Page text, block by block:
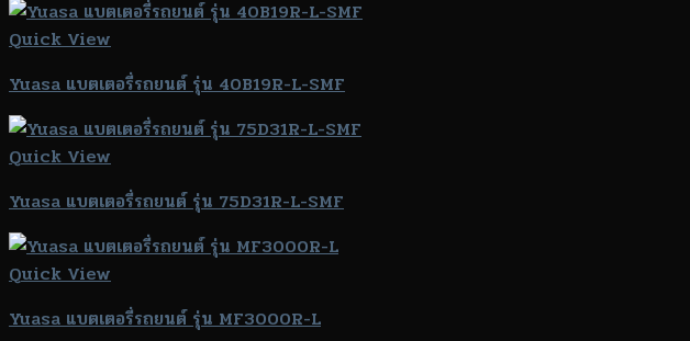
Quick View
Yuasa แบตเตอรี่รถยนต์ รุ่น 40B19R-L-SMF
Quick View
Yuasa แบตเตอรี่รถยนต์ รุ่น 75D31R-L-SMF
Quick View
Yuasa แบตเตอรี่รถยนต์ รุ่น MF3000R-L